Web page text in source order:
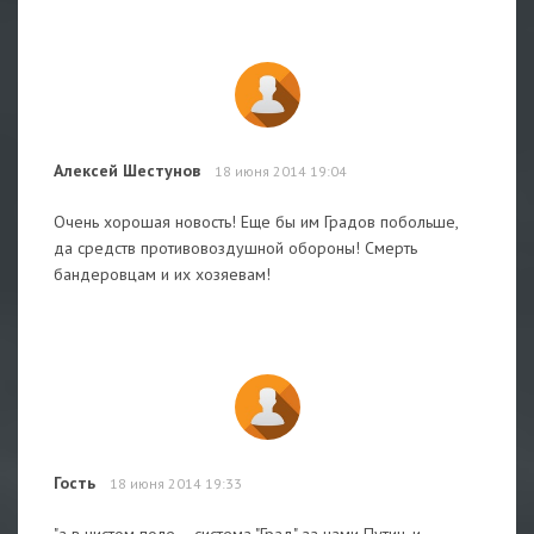
Алексей Шестунов 18 июня 2014 19:04
Очень хорошая новость! Еще бы им Градов побольше,
да средств противовоздушной обороны! Смерть
бандеровцам и их хозяевам!
Гость 18 июня 2014 19:33